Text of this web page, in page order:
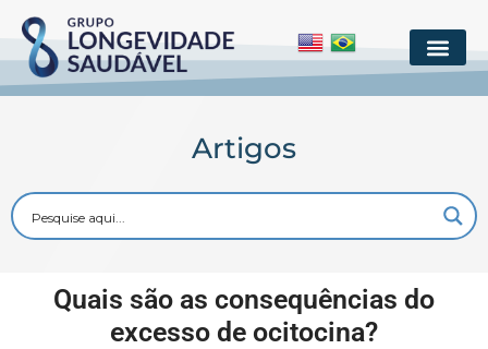
Artigos
Quais são as consequências do
excesso de ocitocina?